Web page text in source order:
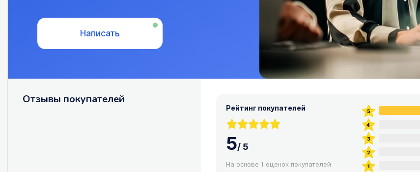
Написать
Отзывы покупателей
Рейтинг покупателей
5/5
На основе 1 оценок покупателей